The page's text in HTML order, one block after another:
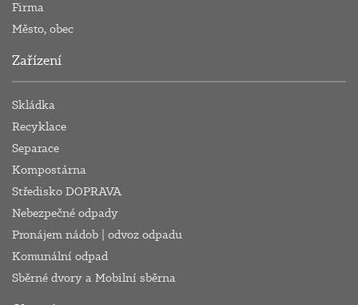
Firma
Město, obec
Zařízení
Skládka
Recyklace
Separace
Kompostárna
Středisko DOPRAVA
Nebezpečné odpady
Pronájem nádob | odvoz odpadu
Komunální odpad
Sběrné dvory a Mobilní sběrna